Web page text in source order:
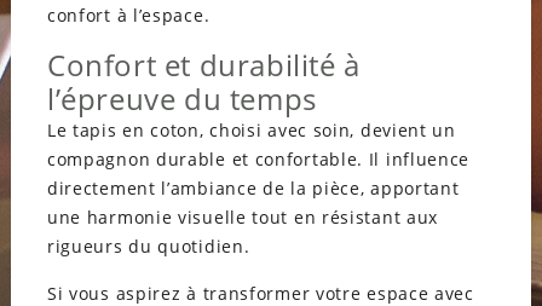
confort à l’espace.
Confort et durabilité à
l’épreuve du temps
Le tapis en coton, choisi avec soin, devient un
compagnon durable et confortable. Il influence
directement l’ambiance de la pièce, apportant
une harmonie visuelle tout en résistant aux
rigueurs du quotidien.
Si vous aspirez à transformer votre espace avec